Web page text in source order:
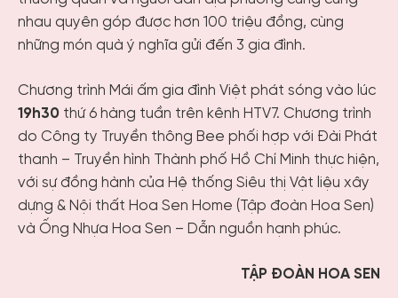
nhau quyên góp được hơn 100 triệu đồng, cùng
những món quà ý nghĩa gửi đến 3 gia đình.
Chương trình Mái ấm gia đình Việt phát sóng vào lúc
19h30 thứ 6 hàng tuần trên kênh HTV7. Chương trình
do Công ty Truyền thông Bee phối hợp với Đài Phát
thanh – Truyền hình Thành phố Hồ Chí Minh thực hiện,
với sự đồng hành của Hệ thống Siêu thị Vật liệu xây
dựng & Nội thất Hoa Sen Home (Tập đoàn Hoa Sen)
và Ống Nhựa Hoa Sen – Dẫn nguồn hạnh phúc.
TẬP ĐOÀN HOA SEN